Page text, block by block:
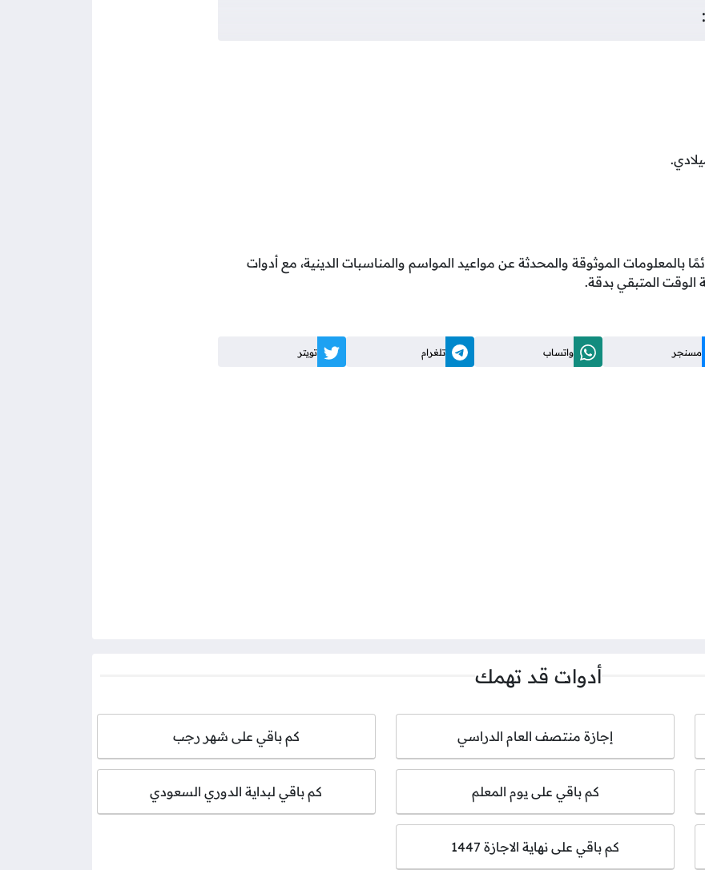
بالمعلومات الموثوقة والمحدثة عن مواعيد المواسم والمناسبات الدينية، مع أدوات
الوقت المتبقي بدقة.
مسنجر واتساب تلغرام تويتر
أدوات قد تهمك
إجازة منتصف العام الدراسي كم باقي على شهر رجب
كم باقي على يوم المعلم كم باقي لبداية الدوري السعودي
كم باقي على نهاية الاجازة 1447